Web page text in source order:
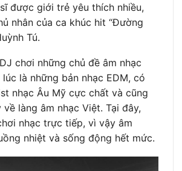
được giới trẻ yêu thích nhiều,
nhân của ca khúc hit “Đường
Tú.
chơi những chủ đề âm nhạc
lúc là những bản nhạc EDM, có
nhạc Âu Mỹ cực chất và cũng
làng âm nhạc Việt. Tại đây,
nhạc trực tiếp, vì vậy âm
nhiệt và sống động hết mức.